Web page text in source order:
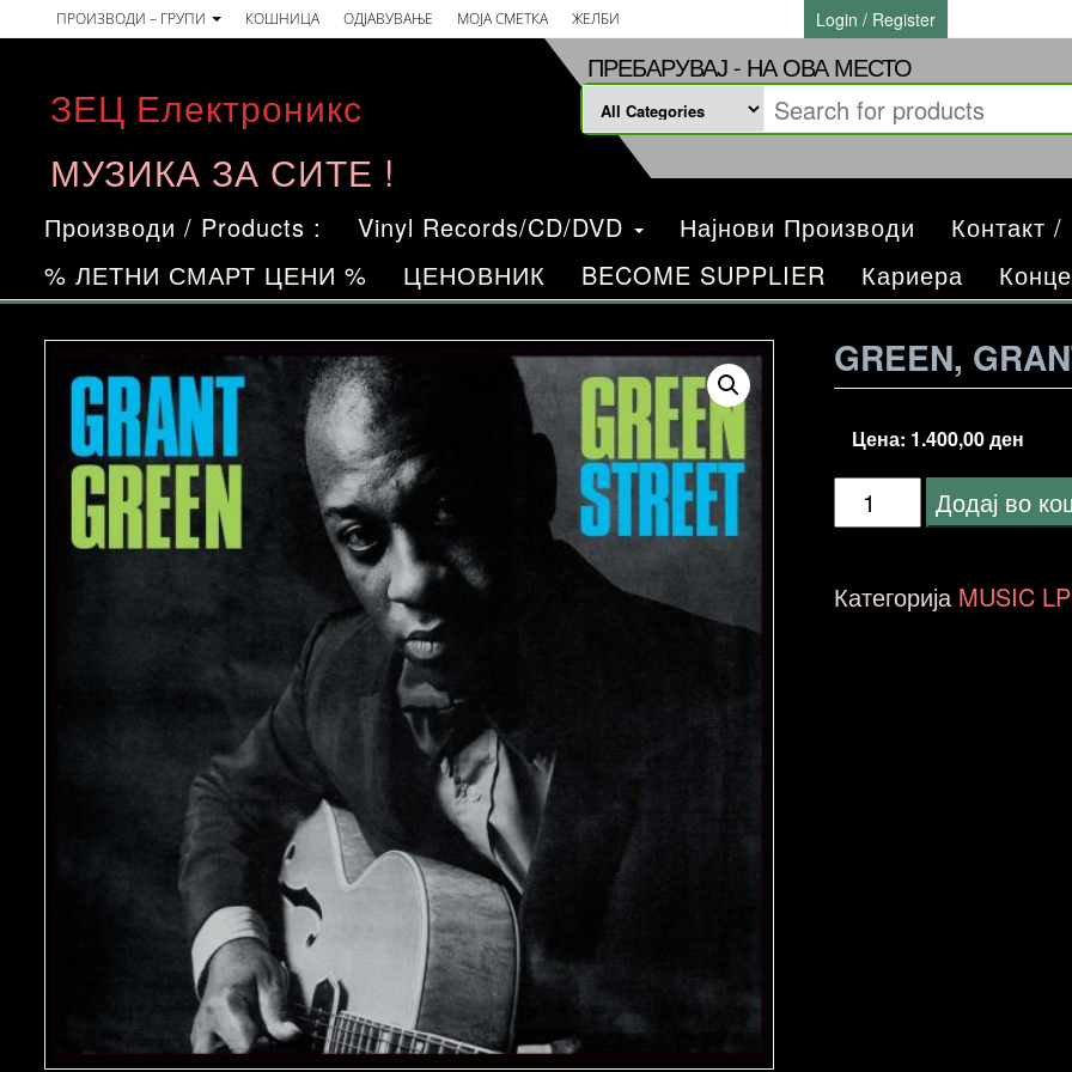
to
content
ПРОИЗВОДИ – ГРУПИ КОШНИЦА ОДЈАВУВАЊЕ МОЈА СМЕТКА ЖЕЛБИ Login / Register
ЗЕЦ Електроникс
МУЗИКА ЗА СИТЕ !
ПРЕБАРУВАЈ - НА ОВА МЕСТО
Производи / Products : Vinyl Records/CD/DVD Најнови Производи
Контакт
% ЛЕТНИ СМАРТ ЦЕНИ %
ЦЕНОВНИК BECOME SUPPLIER Кариера
GREEN,
Цена: 1.400,00ден
Green,
-
Додај во
Категорија MUSIC